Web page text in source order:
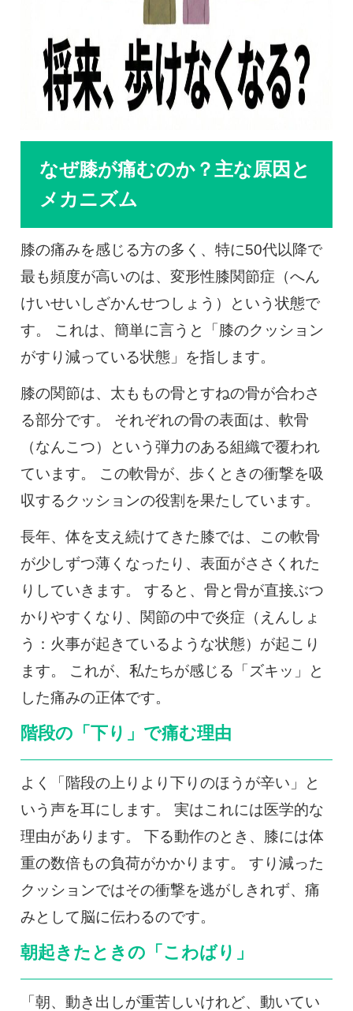
なぜ膝が痛むのか？主な原因と
メカニズム
膝の痛みを感じる方の多く、特に50代以降で
最も頻度が高いのは、変形性膝関節症（へん
けいせいしざかんせつしょう）という状態で
す。 これは、簡単に言うと「膝のクッション
がすり減っている状態」を指します。
膝の関節は、太ももの骨とすねの骨が合わさ
る部分です。 それぞれの骨の表面は、軟骨
（なんこつ）という弾力のある組織で覆われ
ています。 この軟骨が、歩くときの衝撃を吸
収するクッションの役割を果たしています。
長年、体を支え続けてきた膝では、この軟骨
が少しずつ薄くなったり、表面がささくれた
りしていきます。 すると、骨と骨が直接ぶつ
かりやすくなり、関節の中で炎症（えんしょ
う：火事が起きているような状態）が起こり
ます。 これが、私たちが感じる「ズキッ」と
した痛みの正体です。
階段の「下り」で痛む理由
よく「階段の上りより下りのほうが辛い」と
いう声を耳にします。 実はこれには医学的な
理由があります。 下る動作のとき、膝には体
重の数倍もの負荷がかかります。 すり減った
クッションではその衝撃を逃がしきれず、痛
みとして脳に伝わるのです。
朝起きたときの「こわばり」
「朝、動き出しが重苦しいけれど、動いてい